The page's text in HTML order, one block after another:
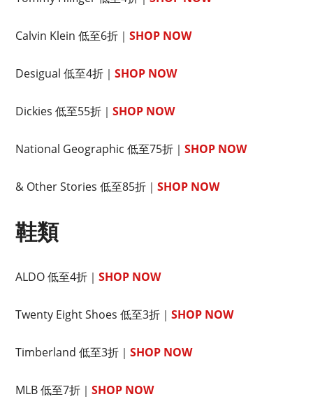
Calvin Klein 低至6折｜SHOP NOW
Desigual 低至4折｜SHOP NOW
Dickies 低至55折｜SHOP NOW
National Geographic 低至75折｜SHOP NOW
& Other Stories 低至85折｜SHOP NOW
鞋類
ALDO 低至4折｜SHOP NOW
Twenty Eight Shoes 低至3折｜SHOP NOW
Timberland 低至3折｜SHOP NOW
MLB 低至7折｜SHOP NOW